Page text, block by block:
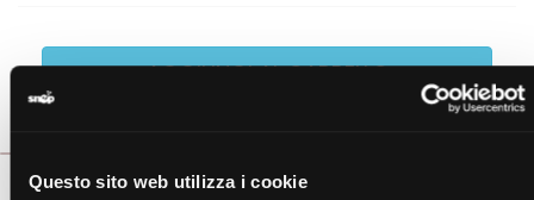
Questo sito web utilizza i cookie
Descrizione